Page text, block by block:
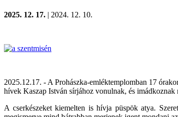
2025. 12. 17. | 2024. 12. 10.
2025.12.17. - A Prohászka-emléktemplomban 17
hívek Kaszap István sírjához vonulnak, és imádkoznak
A cserkészeket kiemelten is hívja püspök atya.